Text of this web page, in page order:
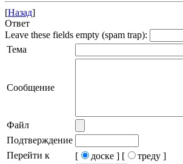
[Назад]
Ответ
Leave these fields empty (spam trap):
Тема
Сообщение
Файл
Подтверждение
Перейти к
[ доске ] [
треду ]